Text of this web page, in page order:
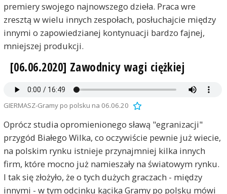
premiery swojego najnowszego dzieła. Praca wre
zresztą w wielu innych zespołach, posłuchajcie między
innymi o zapowiedzianej kontynuacji bardzo fajnej,
mniejszej produkcji.
[06.06.2020] Zawodnicy wagi ciężkiej
GIERMASZ-Gramy po polsku na 06.06.20
Oprócz studia opromienionego sławą "egranizacji"
przygód Białego Wilka, co oczywiście pewnie już wiecie,
na polskim rynku istnieje przynajmniej kilka innych
firm, które mocno już namieszały na światowym rynku.
I tak się złożyło, że o tych dużych graczach - między
innymi - w tym odcinku kącika Gramy po polsku mówi